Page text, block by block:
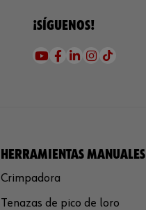
¡SÍGUENOS!
HERRAMIENTAS MANUALES
Crimpadora
Tenazas de pico de loro